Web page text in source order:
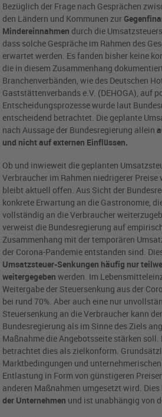
Bezüglich der Frage nach Gesprächen
den Ländern und Kommunen zur
Mindereinnahmen durch die
dass solche Gespräche im Rahmen des
erwartet werden. Es fanden bisher keine
die in diesem Zusammenhang
Branchenverbänden, wie des Deutschen
Gaststättenverbands e.V. (DEHOGA), auf
Entscheidungsprozesse wurde laut
entscheidend betrachtet. Die geplante
nach Aussage der Bundesregierung allein
und nicht auf externen Einflüssen.
Ob und inwieweit die geplanten
Verbraucher im Rahmen niedrigerer Preise
bleibt aktuell offen. Aus Sicht der
konkrete Erwartung an die Gastronomie,
vollständig an die Verbraucher
verweist die Bundesregierung auf
Zusammenhang mit der temporären
der Corona-Pandemie entstanden sind.
Umsatzsteuer-Senkungen häufig nur
weitergegeben werden. Im
Weitergabe der Steuersenkung aus der
bei rund 70%. Aber auch eine nur
Steuersenkung an die Verbraucher kann
Bundesregierung als im Sinne des Ziels
Maßnahme die Angebotsseite stärken soll.
betrachtet dies als zielkonform.
Marktbedingungen und
Entlastung in Form von günstigeren
anderen Maßnahmen umgesetzt wird. Dies
der Unternehmen und ist unabhängig von